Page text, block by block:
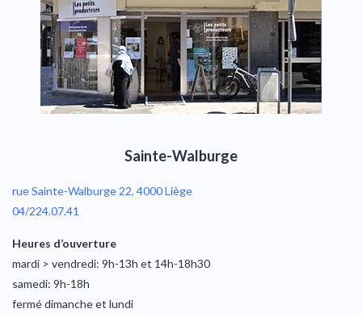
Sainte-Walburge
rue Sainte-Walburge 22, 4000 Liège
04/224.07.41
Heures d’ouverture
mardi > vendredi: 9h-13h et 14h-18h30
samedi: 9h-18h
fermé dimanche et lundi